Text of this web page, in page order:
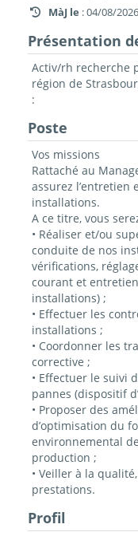
MàJ le : 04/08/2026
Présentation
Activ/rh recherche
région de
:
Poste
Vos missions
Rattaché au
assurez l’entretien
installations.
A ce titre, vous
• Réaliser et/ou
conduite de nos
vérifications,
courant et
installations) ;
• Effectuer les
installations ;
• Coordonner les
corrective ;
• Effectuer le suivi
pannes (dispositif
• Proposer des
d’optimisation du
environnemental
production ;
• Veiller à la
prestations.
Profil